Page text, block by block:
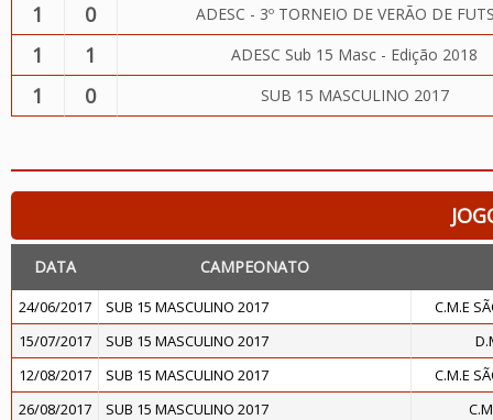
1 0 ADESC - 3º TORNEIO DE VERÃO DE
1 1 ADESC Sub 15 Masc - Edição 2018
1 0 SUB 15 MASCULINO 2017
DATA CAMPEONATO
24/06/2017 SUB 15 MASCULINO 2017
C.M.E
15/07/2017
SUB 15 MASCULINO 2017
12/08/2017
SUB 15 MASCULINO 2017
C.M.E
26/08/2017
SUB 15 MASCULINO 2017